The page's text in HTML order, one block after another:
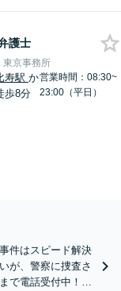
護士
東京事務所
寿駅 か
歩8分
営業時間：08:30~
23:00（平日）
件はスピード解決
が、警察に捜査さ
で電話受付中！痴